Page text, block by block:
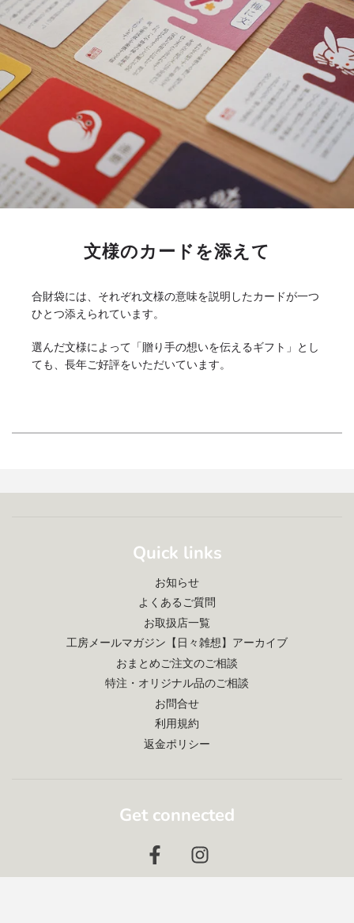
文様のカードを添えて
合財袋には、それぞれ文様の意味を説明したカードが一つ
ひとつ添えられています。
選んだ文様によって「贈り手の想いを伝えるギフト」とし
ても、長年ご好評をいただいています。
Quick links
お知らせ
よくあるご質問
お取扱店一覧
工房メールマガジン【日々雑想】アーカイブ
おまとめご注文のご相談
特注・オリジナル品のご相談
お問合せ
利用規約
返金ポリシー
Get connected